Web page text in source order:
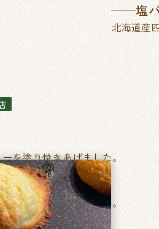
塩
北海道産
を塗り焼きあげました。
ーコントマト）
毎日食べたくなるパン。